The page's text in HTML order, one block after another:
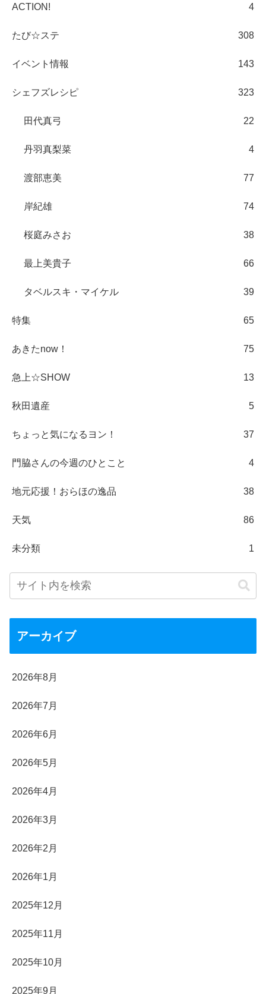
ACTION! 4
たび☆ステ 308
イベント情報 143
シェフズレシピ 323
田代真弓 22
丹羽真梨菜 4
渡部恵美 77
岸紀雄 74
桜庭みさお 38
最上美貴子 66
タベルスキ・マイケル 39
特集 65
あきたnow！ 75
急上☆SHOW 13
秋田遺産 5
ちょっと気になるヨン！ 37
門脇さんの今週のひとこと 4
地元応援！おらほの逸品 38
天気 86
未分類 1
アーカイブ
2026年8月
2026年7月
2026年6月
2026年5月
2026年4月
2026年3月
2026年2月
2026年1月
2025年12月
2025年11月
2025年10月
2025年9月